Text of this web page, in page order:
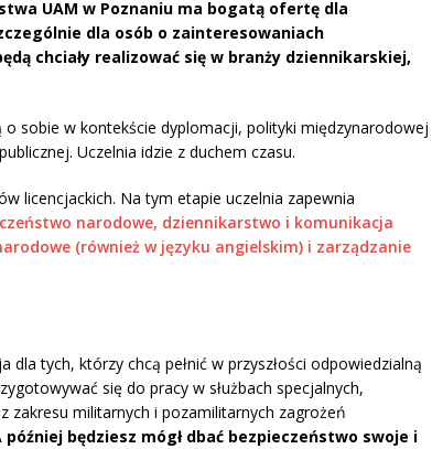
UAM w Poznaniu ma bogatą ofertę dla
dla osób o zainteresowaniach
chciały realizować się w branży dziennikarskiej,
sobie w kontekście dyplomacji, polityki międzynarodowej
Uczelnia idzie z duchem czasu.
licencjackich. Na tym etapie uczelnia zapewnia
narodowe, dziennikarstwo i komunikacja
(również w języku angielskim) i zarządzanie
dla tych, którzy chcą pełnić w przyszłości odpowiedzialną
się do pracy w służbach specjalnych,
zakresu militarnych i pozamilitarnych zagrożeń
później będziesz mógł dbać bezpieczeństwo swoje i